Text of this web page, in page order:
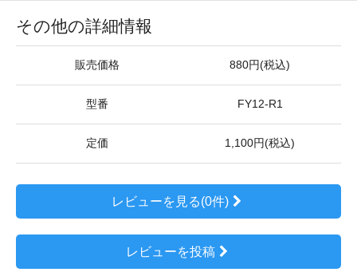
その他の詳細情報
販売価格 880円(税込)
型番 FY12-R1
定価 1,100円(税込)
レビューを見る(0件)
レビューを投稿